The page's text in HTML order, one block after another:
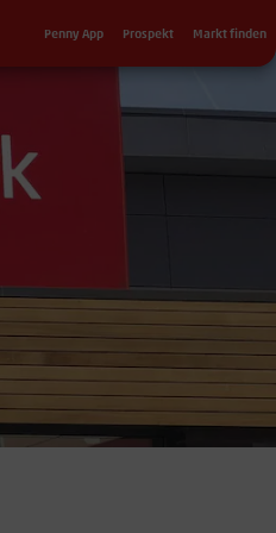
Penny App Prospekt Markt finden